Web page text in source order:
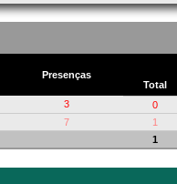
Presenças
Total
3
0
7
1
1